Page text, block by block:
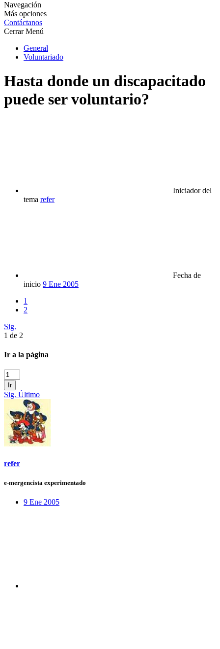
Navegación
Más opciones
Contáctanos
Cerrar Menú
General
Voluntariado
Hasta donde un discapacitado
puede ser voluntario?
Iniciador del
tema refer
Fecha de
inicio 9 Ene 2005
1
2
Sig.
1 de 2
Ir a la página
Ir
Sig. Último
refer
e-mergencista experimentado
9 Ene 2005